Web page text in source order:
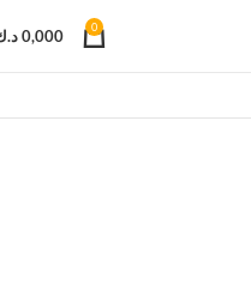
0
0,000